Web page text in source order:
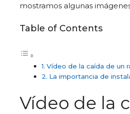
mostramos algunas
Table of Contents
Vídeo de la caída de un
La importancia de
Vídeo de la